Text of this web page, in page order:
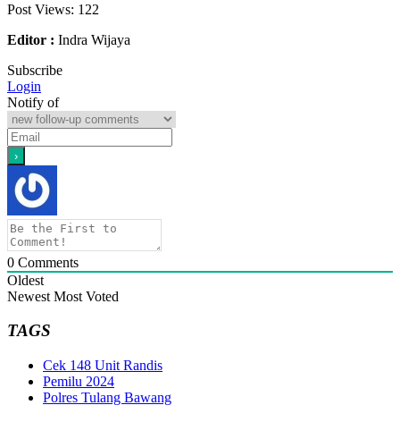
Post Views: 122
Editor : Indra Wijaya
Subscribe
Login
Notify of
0 Comments
Oldest
Newest Most Voted
TAGS
Cek 148 Unit Randis
Pemilu 2024
Polres Tulang Bawang